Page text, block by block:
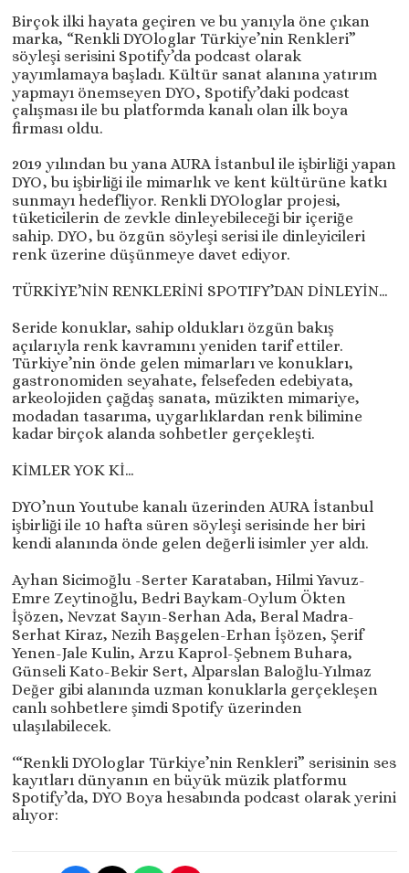
Birçok ilki hayata geçiren ve bu yanıyla öne çıkan
marka, “Renkli DYOloglar Türkiye’nin Renkleri”
söyleşi serisini Spotify’da podcast olarak
yayımlamaya başladı. Kültür sanat alanına yatırım
yapmayı önemseyen DYO, Spotify’daki podcast
çalışması ile bu platformda kanalı olan ilk boya
firması oldu.
2019 yılından bu yana AURA İstanbul ile işbirliği yapan
DYO, bu işbirliği ile mimarlık ve kent kültürüne katkı
sunmayı hedefliyor. Renkli DYOloglar projesi,
tüketicilerin de zevkle dinleyebileceği bir içeriğe
sahip. DYO, bu özgün söyleşi serisi ile dinleyicileri
renk üzerine düşünmeye davet ediyor.
TÜRKİYE’NİN RENKLERİNİ SPOTIFY’DAN DİNLEYİN…
Seride konuklar, sahip oldukları özgün bakış
açılarıyla renk kavramını yeniden tarif ettiler.
Türkiye’nin önde gelen mimarları ve konukları,
gastronomiden seyahate, felsefeden edebiyata,
arkeolojiden çağdaş sanata, müzikten mimariye,
modadan tasarıma, uygarlıklardan renk bilimine
kadar birçok alanda sohbetler gerçekleşti.
KİMLER YOK Kİ…
DYO’nun Youtube kanalı üzerinden AURA İstanbul
işbirliği ile 10 hafta süren söyleşi serisinde her biri
kendi alanında önde gelen değerli isimler yer aldı.
Ayhan Sicimoğlu -Serter Karataban, Hilmi Yavuz-
Emre Zeytinoğlu, Bedri Baykam-Oylum Ökten
İşözen, Nevzat Sayın-Serhan Ada, Beral Madra-
Serhat Kiraz, Nezih Başgelen-Erhan İşözen, Şerif
Yenen-Jale Kulin, Arzu Kaprol-Şebnem Buhara,
Günseli Kato-Bekir Sert, Alparslan Baloğlu-Yılmaz
Değer gibi alanında uzman konuklarla gerçekleşen
canlı sohbetlere şimdi Spotify üzerinden
ulaşılabilecek.
‘“Renkli DYOloglar Türkiye’nin Renkleri” serisinin ses
kayıtları dünyanın en büyük müzik platformu
Spotify’da, DYO Boya hesabında podcast olarak yerini
alıyor: